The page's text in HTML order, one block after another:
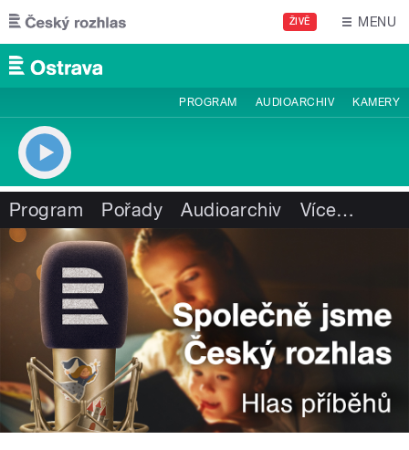
Přejít k hlavnímu obsahu
ŽIVĚ MENU
PROGRAM AUDIOARCHIV KAMERY
Program Pořady Audioarchiv Více…